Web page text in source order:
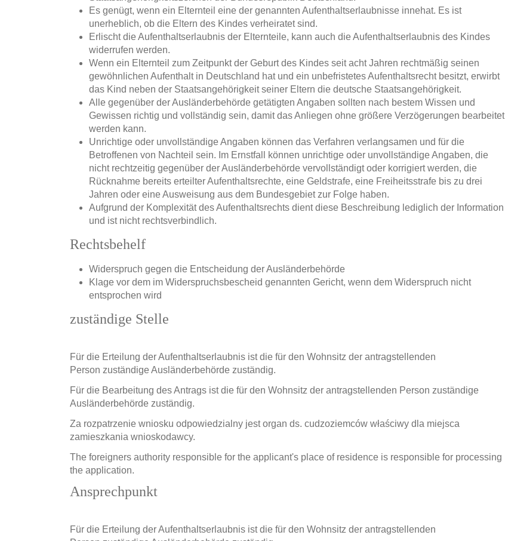
Es genügt, wenn ein Elternteil eine der genannten Aufenthaltserlaubnisse innehat. Es ist
unerheblich, ob die Eltern des Kindes verheiratet sind.
Erlischt die Aufenthaltserlaubnis der Elternteile, kann auch die Aufenthaltserlaubnis des Kindes
widerrufen werden.
Wenn ein Elternteil zum Zeitpunkt der Geburt des Kindes seit acht Jahren rechtmäßig seinen
gewöhnlichen Aufenthalt in Deutschland hat und ein unbefristetes Aufenthaltsrecht besitzt, erwirbt
das Kind neben der Staatsangehörigkeit seiner Eltern die deutsche Staatsangehörigkeit.
Alle gegenüber der Ausländerbehörde getätigten Angaben sollten nach bestem Wissen und
Gewissen richtig und vollständig sein, damit das Anliegen ohne größere Verzögerungen bearbeitet
werden kann.
Unrichtige oder unvollständige Angaben können das Verfahren verlangsamen und für die
Betroffenen von Nachteil sein. Im Ernstfall können unrichtige oder unvollständige Angaben, die
nicht rechtzeitig gegenüber der Ausländerbehörde vervollständigt oder korrigiert werden, die
Rücknahme bereits erteilter Aufenthaltsrechte, eine Geldstrafe, eine Freiheitsstrafe bis zu drei
Jahren oder eine Ausweisung aus dem Bundesgebiet zur Folge haben.
Aufgrund der Komplexität des Aufenthaltsrechts dient diese Beschreibung lediglich der Information
und ist nicht rechtsverbindlich.
Rechtsbehelf
Widerspruch gegen die Entscheidung der Ausländerbehörde
Klage vor dem im Widerspruchsbescheid genannten Gericht, wenn dem Widerspruch nicht
entsprochen wird
zuständige Stelle
Für die Erteilung der Aufenthaltserlaubnis ist die für den Wohnsitz der antragstellenden
Person zuständige Ausländerbehörde zuständig.
Für die Bearbeitung des Antrags ist die für den Wohnsitz der antragstellenden Person zuständige
Ausländerbehörde zuständig.
Za rozpatrzenie wniosku odpowiedzialny jest organ ds. cudzoziemców właściwy dla miejsca
zamieszkania wnioskodawcy.
The foreigners authority responsible for the applicant's place of residence is responsible for processing
the application.
Ansprechpunkt
Für die Erteilung der Aufenthaltserlaubnis ist die für den Wohnsitz der antragstellenden